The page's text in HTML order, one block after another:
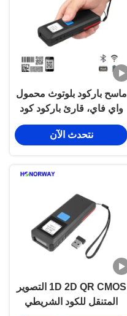
ماسح باركود بلوتوث محمول
واي فاي، قارئ باركود كود
128 ماكسيكود للمخزون
نتحدث الآن
1D 2D QR CMOS التصوير
المتنقل للكود الشريطي